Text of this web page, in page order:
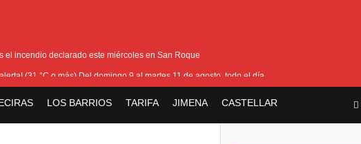
el incendio declarado este miércoles en San Roque
(31 °C o más) Del domingo 9 al martes 11 de agosto, todo el día
LOS BARRIOS TARIFA JIMENA CASTELLAR